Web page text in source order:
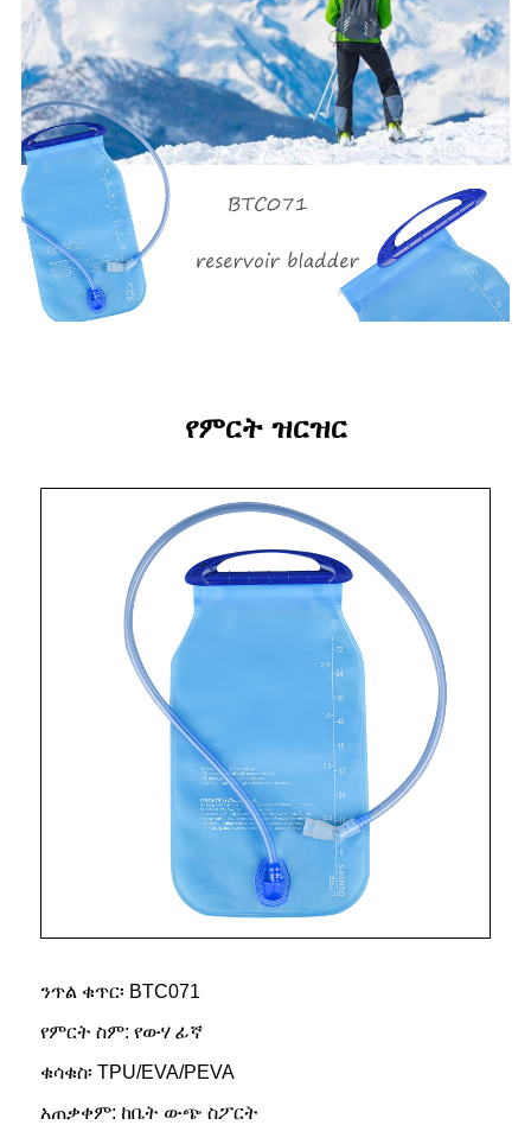
የምርት ዝርዝር
ንጥል ቁጥር፡ BTC071
የምርት ስም: የውሃ ፊኛ
ቁሳቁስ፡ TPU/EVA/PEVA
አጠቃቀም: ከቤት ውጭ ስፖርት